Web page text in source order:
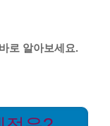
로 알아보세요.